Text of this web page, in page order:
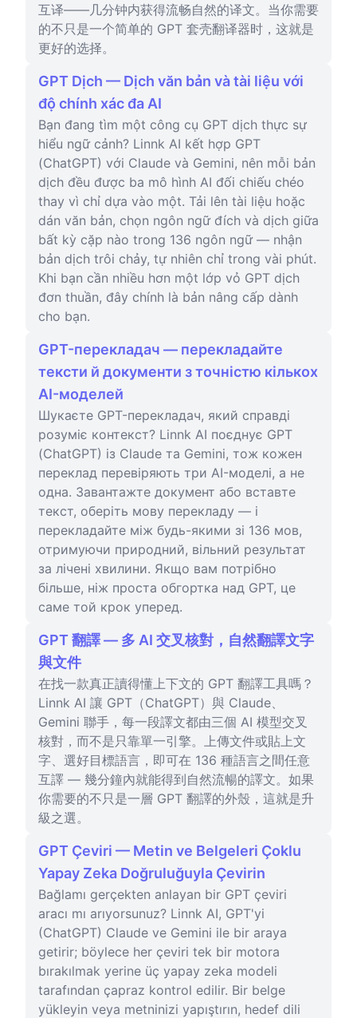
互译——几分钟内获得流畅自然的译文。当你需要
的不只是一个简单的 GPT 套壳翻译器时，这就是
更好的选择。
GPT Dịch — Dịch văn bản và tài liệu với
độ chính xác đa AI
Bạn đang tìm một công cụ GPT dịch thực sự
hiểu ngữ cảnh? Linnk AI kết hợp GPT
(ChatGPT) với Claude và Gemini, nên mỗi bản
dịch đều được ba mô hình AI đối chiếu chéo
thay vì chỉ dựa vào một. Tải lên tài liệu hoặc
dán văn bản, chọn ngôn ngữ đích và dịch giữa
bất kỳ cặp nào trong 136 ngôn ngữ — nhận
bản dịch trôi chảy, tự nhiên chỉ trong vài phút.
Khi bạn cần nhiều hơn một lớp vỏ GPT dịch
đơn thuần, đây chính là bản nâng cấp dành
cho bạn.
GPT-перекладач — перекладайте
тексти й документи з точністю кількох
AI-моделей
Шукаєте GPT-перекладач, який справді
розуміє контекст? Linnk AI поєднує GPT
(ChatGPT) із Claude та Gemini, тож кожен
переклад перевіряють три AI-моделі, а не
одна. Завантажте документ або вставте
текст, оберіть мову перекладу — і
перекладайте між будь-якими зі 136 мов,
отримуючи природний, вільний результат
за лічені хвилини. Якщо вам потрібно
більше, ніж проста обгортка над GPT, це
саме той крок уперед.
GPT 翻譯 — 多 AI 交叉核對，自然翻譯文字
與文件
在找一款真正讀得懂上下文的 GPT 翻譯工具嗎？
Linnk AI 讓 GPT（ChatGPT）與 Claude、
Gemini 聯手，每一段譯文都由三個 AI 模型交叉
核對，而不是只靠單一引擎。上傳文件或貼上文
字、選好目標語言，即可在 136 種語言之間任意
互譯 — 幾分鐘內就能得到自然流暢的譯文。如果
你需要的不只是一層 GPT 翻譯的外殼，這就是升
級之選。
GPT Çeviri — Metin ve Belgeleri Çoklu
Yapay Zeka Doğruluğuyla Çevirin
Bağlamı gerçekten anlayan bir GPT çeviri
aracı mı arıyorsunuz? Linnk AI, GPT'yi
(ChatGPT) Claude ve Gemini ile bir araya
getirir; böylece her çeviri tek bir motora
bırakılmak yerine üç yapay zeka modeli
tarafından çapraz kontrol edilir. Bir belge
yükleyin veya metninizi yapıştırın, hedef dili